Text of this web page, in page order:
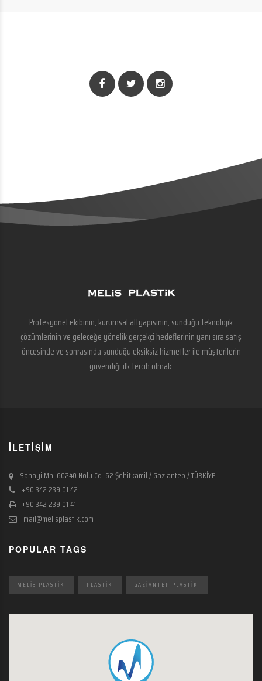
Profesyonel ekibinin, kurumsal altyapısının, sunduğu teknolojik
çözümlerinin ve geleceğe yönelik gerçekçi hedeflerinin yanı sıra satış
öncesinde ve sonrasında sunduğu eksiksiz hizmetler ile müşterilerin
güvendiği ilk tercih olmak.
İLETİŞİM
Sanayi Mh. 60240 Nolu Cd. 62 Şehitkamil / Gaziantep / TÜRKİYE
+90 342 239 01 42
+90 342 239 01 41
mail@melisplastik.com
POPULAR TAGS
MELIS PLASTIK PLASTIK GAZIANTEP PLASTIK